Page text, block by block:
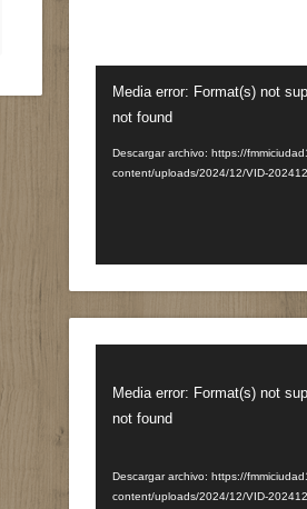
de
Media error: Format(s) not
not found
Descargar archivo: https://
content/uploads/2024/12/VID-
de
vídeo
Media error: Format(s) not
not found
Descargar archivo: https://
content/uploads/2024/12/VID-